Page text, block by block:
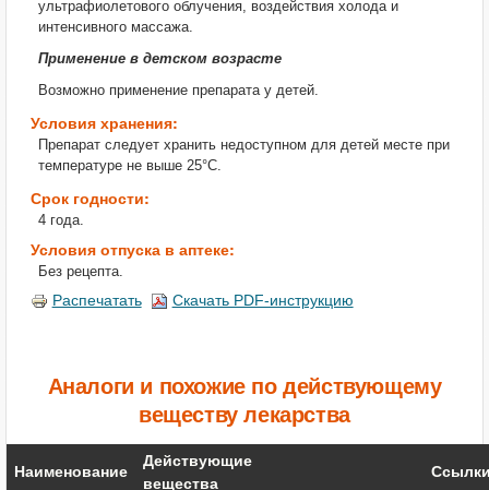
ультрафиолетового облучения, воздействия холода и
интенсивного массажа.
Применение в детском возрасте
Возможно применение препарата у детей.
Условия хранения:
Препарат следует хранить недоступном для детей месте при
температуре не выше 25°С.
Срок годности:
4 года.
Условия отпуска в аптеке:
Без рецепта.
Распечатать Скачать PDF-инструкцию
Аналоги и похожие по действующему
веществу лекарства
Наименование
Действующие
вещества